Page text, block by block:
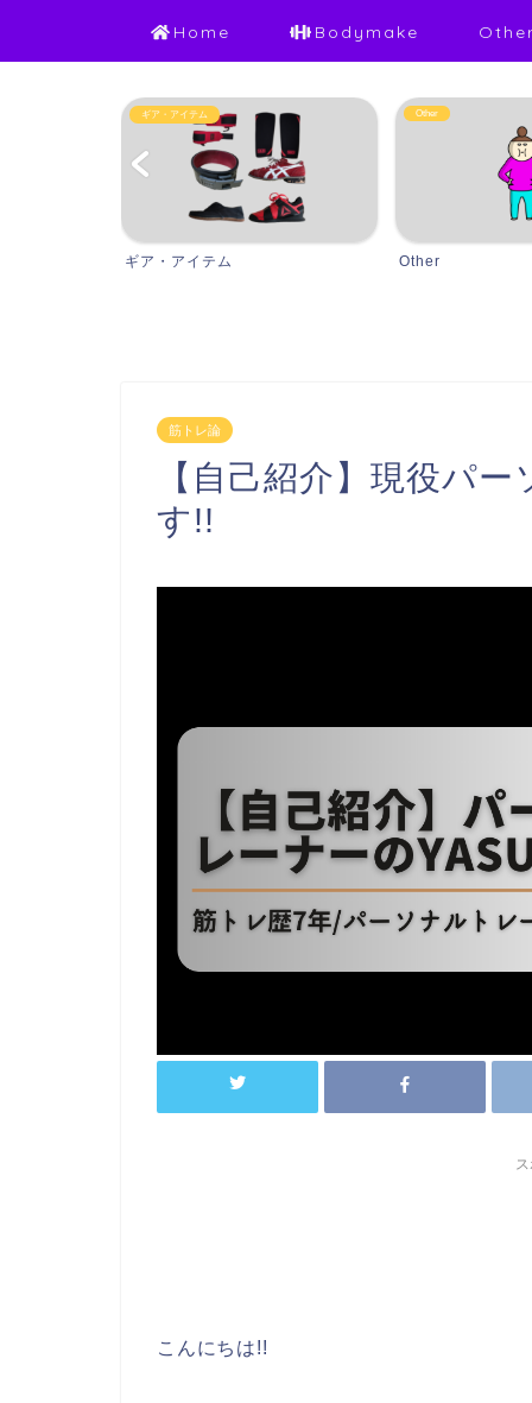
Home Bodymake
Other
Other
美女トレ
美女トレ
筋トレ論
【自己紹介】現役パ
す!!
こんにちは!!